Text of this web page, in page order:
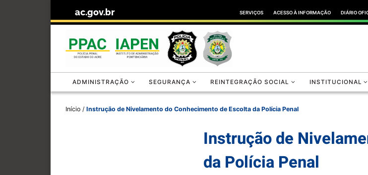
ac.gov.br SERVIÇOS ACESSO À INFORMAÇÃO DIÁRIO
ADMINISTRAÇÃO SEGURANÇA REINTEGRAÇÃO SOCIAL INSTITUCIONAL
Início / Instrução de Nivelamento do Conhecimento de Escolta da Polícia Penal
Instrução de
da Polícia Penal